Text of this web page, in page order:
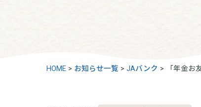
HOME > お知らせ一覧 >JAバンク > 「年金